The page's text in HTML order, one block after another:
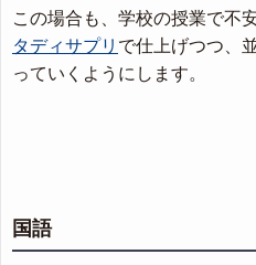
この場合も、学校の授業で不
タディサプリ で仕上げつつ、
っていくようにします。
国語